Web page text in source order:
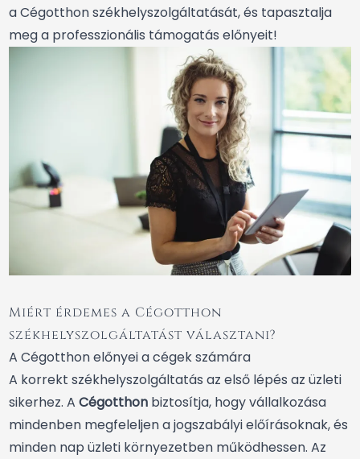
a Cégotthon székhelyszolgáltatását, és tapasztalja
meg a professzionális támogatás előnyeit!
Miért érdemes a Cégotthon
székhelyszolgáltatást választani?
A Cégotthon előnyei a cégek számára
A korrekt székhelyszolgáltatás az első lépés az üzleti
sikerhez. A Cégotthon biztosítja, hogy vállalkozása
mindenben megfeleljen a jogszabályi előírásoknak, és
minden nap üzleti környezetben működhessen. Az